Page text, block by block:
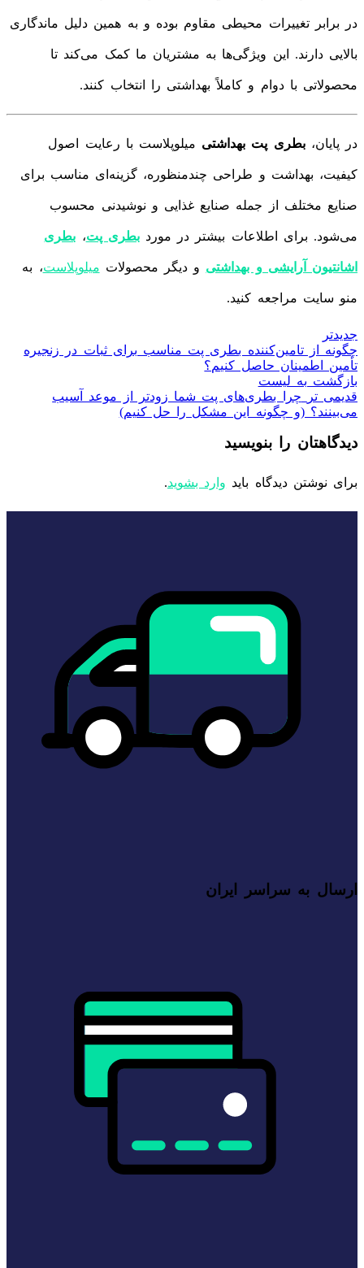
در برابر تغییرات محیطی مقاوم بوده و به همین دلیل ماندگاری
بالایی دارند. این ویژگی‌ها به مشتریان ما کمک می‌کند تا
محصولاتی با دوام و کاملاً بهداشتی را انتخاب کنند.
در پایان،بطری پت بهداشتی میلوپلاست با رعایت اصول
کیفیت، بهداشت و طراحی چندمنظوره، گزینه‌ای مناسب برای
صنایع مختلف از جمله صنایع غذایی و نوشیدنی محسوب
می‌شود. برای اطلاعات بیشتر در موردبطری پت، بطری
اشانتیون آرایشی و بهداشتی و دیگر محصولات میلوپلاست، به
منو سایت مراجعه کنید.
جدیدتر
چگونه از تامین‌کننده بطری پت مناسب برای ثبات در زنجیره
تأمین اطمینان حاصل کنیم؟
بازگشت به لیست
قدیمی تر
چرا بطری‌های پت شما زودتر از موعد آسیب
می‌بینند؟ (و چگونه این مشکل را حل کنیم)
دیدگاهتان را بنویسید
برای نوشتن دیدگاه باید وارد بشوید.
ارسال به سراسر ایران